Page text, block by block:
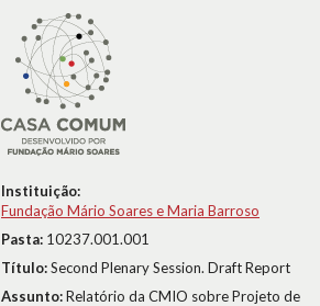
Instituição:
Fundação Mário Soares e Maria Barroso
Pasta: 10237.001.001
Título:Second Plenary Session. Draft Report
Assunto:Relatório da CMIO sobre Projeto de